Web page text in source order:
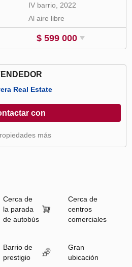
IV barrio, 2022
Al aire libre
$ 599 000
Real Estate
con
más
Cerca de
la parada
de autobús
Cerca de
centros
comerciales
Barrio de
prestigio
Gran
ubicación